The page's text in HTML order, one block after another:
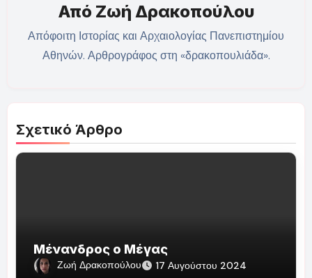
Από Ζωή Δρακοπούλου
Απόφοιτη Ιστορίας και Αρχαιολογίας Πανεπιστημίου
Αθηνών. Αρθρογράφος στη «δρακοπουλιάδα».
Σχετικό Άρθρο
Μένανδρος ο Μέγας
Ζωή Δρακοπούλου 17 Αυγούστου 2024